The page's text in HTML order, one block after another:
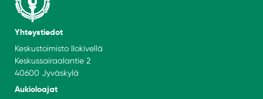
Yhteystiedot
Keskustoimisto Ilokivellä
Keskussairaalantie 2
40600 Jyväskylä
Aukioloajat